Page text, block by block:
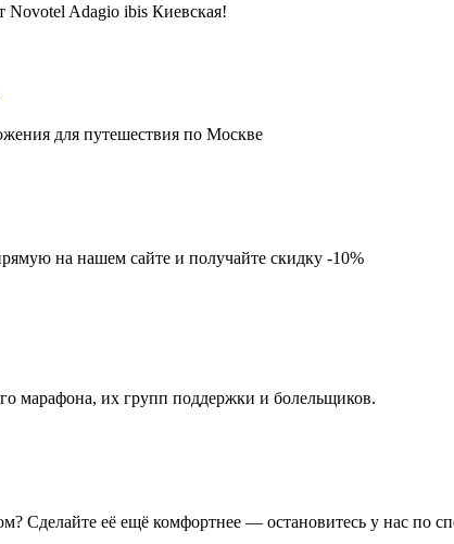
Novotel Adagio ibis Киевская!
для путешествия по Москве
на нашем сайте и получайте скидку -10%
марафона, их групп поддержки и болельщиков.
Сделайте её ещё комфортнее — остановитесь у нас по